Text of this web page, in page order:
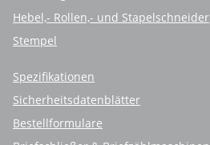
Hebel,- Rollen,- und Stapelschneider
Stempel
Spezifikationen
Sicherheitsdatenblätter
Bestellformulare